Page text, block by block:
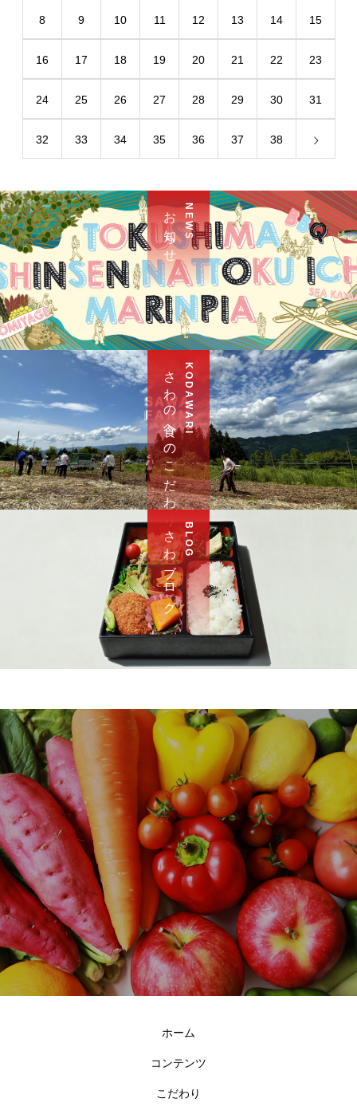
8 9 10 11 12 13 14 15
16 17 18 19 20 21 22 23
24 25 26 27 28 29 30 31
32 33 34 35 36 37 38
N E W S
お 知 ら せ
K O D A W A R I
さ わ の 食 へ の こ だ わ り
B L O G
さ わ ブ ロ グ
ホーム
コンテンツ
こだわり